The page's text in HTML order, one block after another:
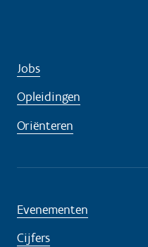
Jobs
Opleidingen
Oriënteren
Evenementen
Cijfers